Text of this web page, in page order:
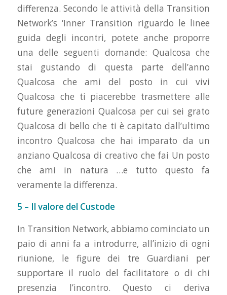
differenza. Secondo le attività della Transition
Network’s ‘Inner Transition riguardo le linee
guida degli incontri, potete anche proporre
una delle seguenti domande: Qualcosa che
stai gustando di questa parte dell’anno
Qualcosa che ami del posto in cui vivi
Qualcosa che ti piacerebbe trasmettere alle
future generazioni Qualcosa per cui sei grato
Qualcosa di bello che ti è capitato dall’ultimo
incontro Qualcosa che hai imparato da un
anziano Qualcosa di creativo che fai Un posto
che ami in natura …e tutto questo fa
veramente la differenza.
5 – Il valore del Custode
In Transition Network, abbiamo cominciato un
paio di anni fa a introdurre, all’inizio di ogni
riunione, le figure dei tre Guardiani per
supportare il ruolo del facilitatore o di chi
presenzia l’incontro. Questo ci deriva